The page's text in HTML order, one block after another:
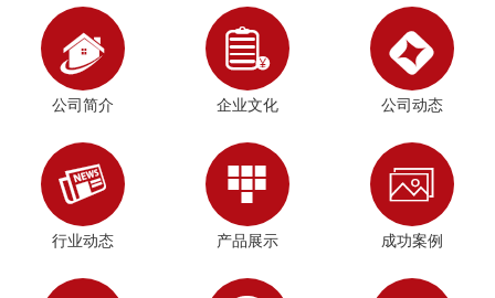

公司简介

企业文化

公司动态

行业动态

产品展示

成功案例